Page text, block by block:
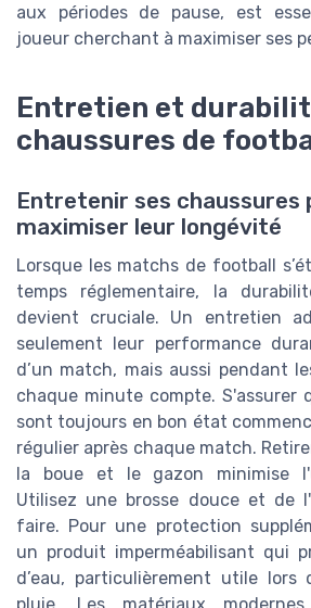
aux périodes de pause, est
joueur cherchant à maximiser ses
Entretien et
chaussures de
Entretenir ses chaussures
maximiser leur longévité
Lorsque les matchs de football
temps réglementaire, la
devient cruciale. Un entretien
seulement leur performance
d’un match, mais aussi pendant
chaque minute compte. S'assurer
sont toujours en bon état
régulier après chaque match.
la boue et le gazon minimise
Utilisez une brosse douce et de
faire. Pour une protection
un produit imperméabilisant qui
d’eau, particulièrement utile lors
pluie. Les matériaux